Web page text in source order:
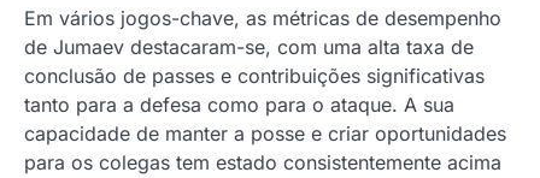
Em vários jogos-chave, as métricas de desempenho
de Jumaev destacaram-se, com uma alta taxa de
conclusão de passes e contribuições significativas
tanto para a defesa como para o ataque. A sua
capacidade de manter a posse e criar oportunidades
para os colegas tem estado consistentemente acima